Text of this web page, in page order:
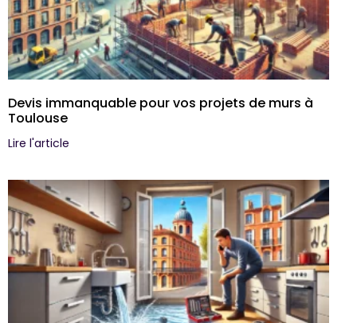
Devis immanquable pour vos projets de murs à
Toulouse
Lire l'article